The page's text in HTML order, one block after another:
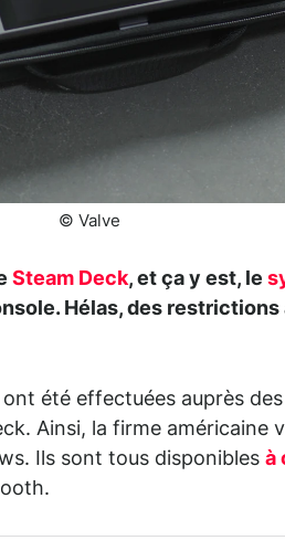
© Valve
Steam Deck, et ça y est, le
Hélas, des
été effectuées auprès
Ainsi, la firme américaine
Ils sont tous disponibles à